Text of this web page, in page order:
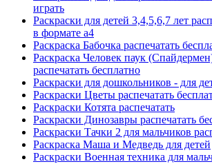
играть
Раскраски для детей 3,4,5,6,7 лет
в формате а4
Раскраска Бабочка распечатать
Раскраска Человек паук
распечатать бесплатно
Раскраски для дошкольников - для
Раскраски Цветы распечатать
Раскраски Котята распечатать
Раскраски Динозавры распечатать
Раскраски Тачки 2 для мальчиков
Раскраска Маша и Медведь для детей
Раскраски Военная техника для